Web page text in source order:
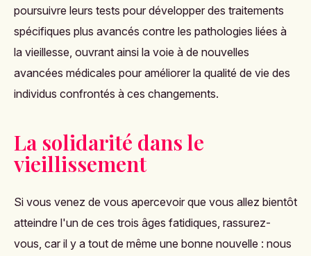
poursuivre leurs tests pour développer des traitements
spécifiques plus avancés contre les pathologies liées à
la vieillesse, ouvrant ainsi la voie à de nouvelles
avancées médicales pour améliorer la qualité de vie des
individus confrontés à ces changements.
La solidarité dans le
vieillissement
Si vous venez de vous apercevoir que vous allez bientôt
atteindre l'un de ces trois âges fatidiques, rassurez-
vous, car il y a tout de même une bonne nouvelle : nous